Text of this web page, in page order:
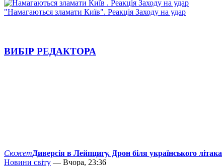
"Намагаються зламати Київ". Реакція Заходу на удар
ВИБІР РЕДАКТОРА
СюжетДиверсія в Лейпцигу. Дрон біля українського літака
Новини світу — Вчора, 23:36